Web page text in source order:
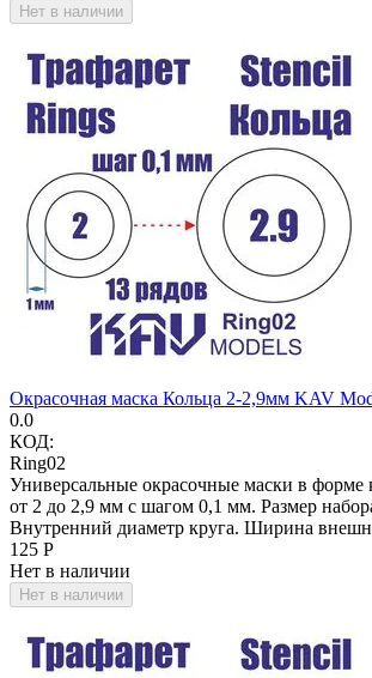
Нет в наличии
Окрасочная маска Кольца 2-2,9мм KAV
0.0
КОД:
Ring02
Универсальные окрасочные маски в форме
от 2 до 2,9 мм с шагом 0,1 мм. Размер
Внутренний диаметр круга. Ширина
‍125‍ Р
Нет в наличии
Нет в наличии